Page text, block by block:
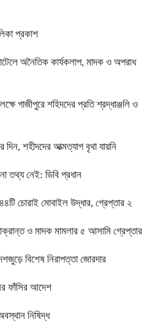
প্রকাশ
অনৈতিক কার্যকলাপ, মাদক ও অপরাধ
গাজীপুরে শহিদদের প্রতি শ্রদ্ধাঞ্জলি ও
শহীদদের আত্মত্যাগ বৃথা যায়নি
তথ্য নেই: ডিবি প্রধান
চোরাই মোবাইল উদ্ধার, গ্রেপ্তার ২
ও মাদক মামলার ৫ আসামি গ্রেপ্তার
বিশেষ নিরাপত্তা জোরদার
ফাঁসির আদেশ
নিষিদ্ধ